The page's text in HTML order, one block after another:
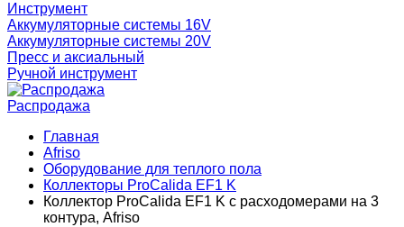
Инструмент
Аккумуляторные системы 16V
Аккумуляторные системы 20V
Пресс и аксиальный
Ручной инструмент
Распродажа
Главная
Afriso
Оборудование для теплого пола
Коллекторы ProCalida EF1 K
Коллектор ProCalida EF1 K с расходомерами на 3
контура, Afriso